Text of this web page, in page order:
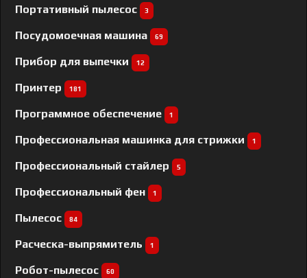
Портативный пылесос 3
Посудомоечная машина 69
Прибор для выпечки 12
Принтер 181
Программное обеспечение 1
Профессиональная машинка для стрижки 1
Профессиональный cтайлер 5
Профессиональный фен 1
Пылесос 84
Расческа-выпрямитель 1
Робот-пылесос 60